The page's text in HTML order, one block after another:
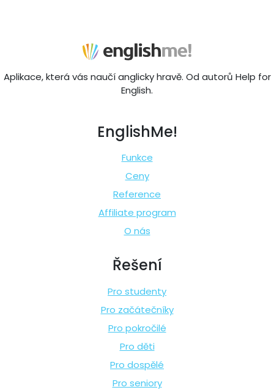
Aplikace, která vás naučí anglicky hravě. Od autorů Help for
English.
EnglishMe!
Funkce
Ceny
Reference
Affiliate program
O nás
Řešení
Pro studenty
Pro začátečníky
Pro pokročilé
Pro děti
Pro dospělé
Pro seniory